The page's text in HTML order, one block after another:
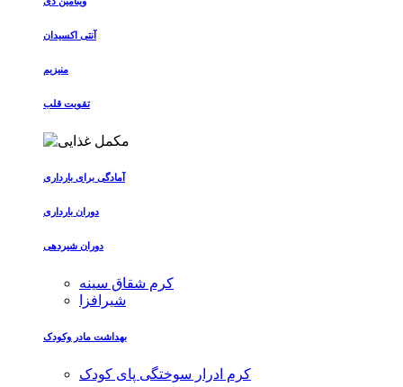
آنتی اکسیدان
منیزیم
تقویت قلب
آمادگی برای بارداری
دوران بارداری
دوران شیردهی
کرم شقاق سینه
شیرافزا
بهداشت مادر وکودک
کرم ادرار سوختگی پای کودک